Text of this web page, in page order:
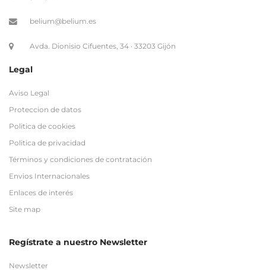
Proteccion de datos
Politica de cookies
Términos y condiciones de contratación
Regístrate a nuestro Newsletter
Newsletter